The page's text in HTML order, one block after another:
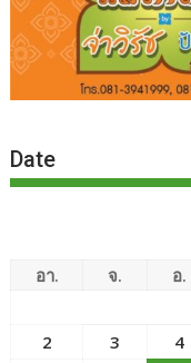
Date
อา. จ. อ.
2
3 4